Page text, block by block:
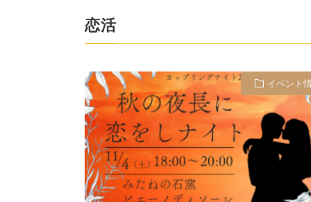
恋活
イベント